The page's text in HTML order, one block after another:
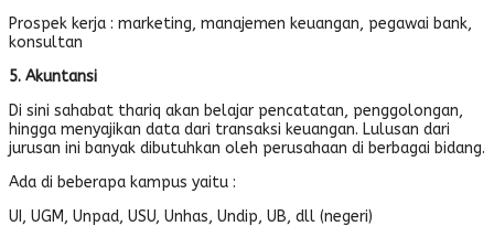
Prospek kerja : marketing, manajemen keuangan, pegawai bank,
konsultan
5. Akuntansi
Di sini sahabat thariq akan belajar pencatatan, penggolongan,
hingga menyajikan data dari transaksi keuangan. Lulusan dari
jurusan ini banyak dibutuhkan oleh perusahaan di berbagai bidang.
Ada di beberapa kampus yaitu :
UI, UGM, Unpad, USU, Unhas, Undip, UB, dll (negeri)